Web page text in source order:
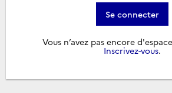
Se connecter
Vous n’avez pas encore
Inscrivez-vous.